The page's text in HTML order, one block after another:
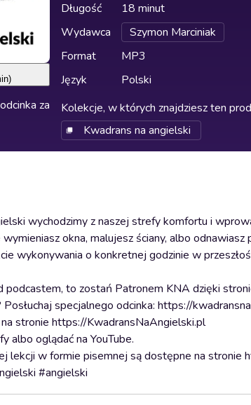
za
Długość
18 minut
Wydawca
Szymon Marciniak
Format
MP3
Język
Polski
Kolekcje, w których znajdziesz ten
Kwadrans na angielski
wychodzimy z naszej strefy komfortu i
okna, malujesz ściany, albo
wykonywania o konkretnej godzinie w
podcastem, to zostań Patronem KNA dzięki
specjalnego odcinka: https://
na stronie https://KwadransNaAngielski.pl
albo oglądać na YouTube.
lekcji w formie pisemnej są dostępne na stronie
#angielski